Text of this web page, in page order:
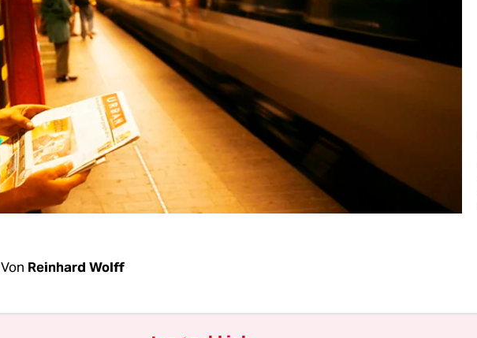
Von Reinhard Wolff
| Wie hält man sich einen unbequemen Journalisten